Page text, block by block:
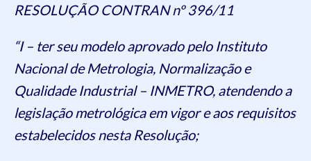
RESOLUÇÃO CONTRAN nº 396/11
“I – ter seu modelo aprovado pelo Instituto
Nacional de Metrologia, Normalização e
Qualidade Industrial – INMETRO, atendendo a
legislação metrológica em vigor e aos requisitos
estabelecidos nesta Resolução;